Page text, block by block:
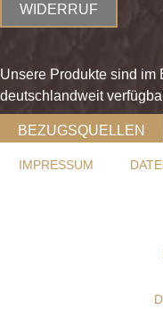
WIDERRUF
Unsere Produkte sind im
deutschlandweit
BEZUGSQUELLEN
IMPRESSUM